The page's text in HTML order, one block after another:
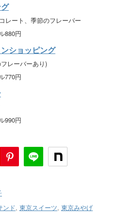
レート、季節のフレーバー
880円
ショッピング
レーバーあり)
770円
990円
ンド, 東京スイーツ, 東京みやげ